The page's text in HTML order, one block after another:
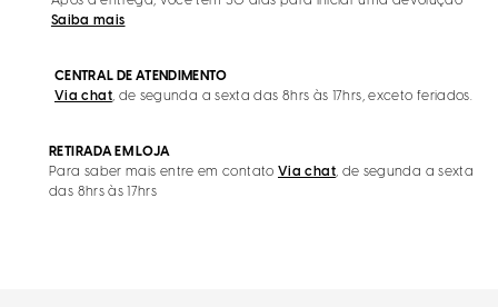
Saiba mais
CENTRAL DE ATENDIMENTO
Via chat, de segunda a sexta das 8hrs às 17hrs, exceto feriados.
RETIRADA EM LOJA
Para saber mais entre em contato Via chat, de segunda a sexta
das 8hrs às 17hrs